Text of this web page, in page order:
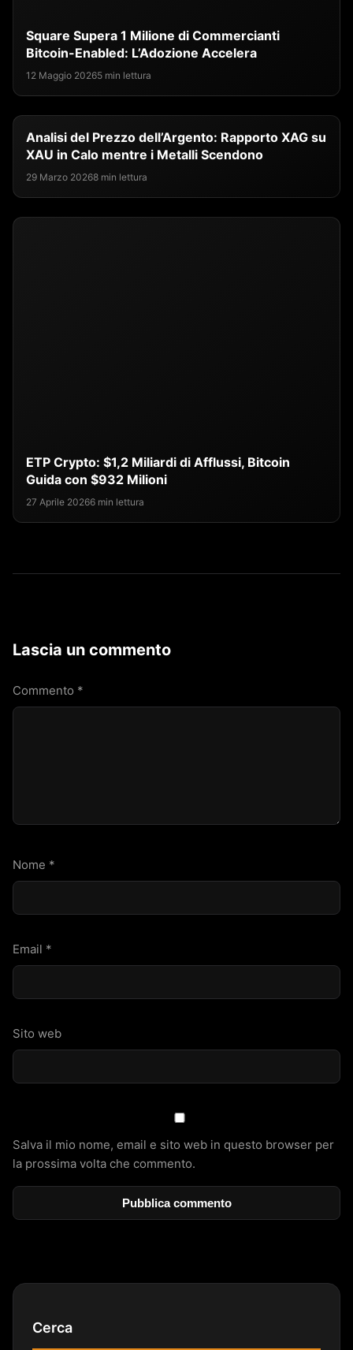
Square Supera 1 Milione di Commercianti
Bitcoin-Enabled: L’Adozione Accelera
12 Maggio 20265 min lettura
Analisi del Prezzo dell’Argento: Rapporto XAG su
XAU in Calo mentre i Metalli Scendono
29 Marzo 20268 min lettura
ETP Crypto: $1,2 Miliardi di Afflussi, Bitcoin
Guida con $932 Milioni
27 Aprile 20266 min lettura
Lascia un commento
Commento *
Nome *
Email *
Sito web
Salva il mio nome, email e sito web in questo browser per
la prossima volta che commento.
Cerca